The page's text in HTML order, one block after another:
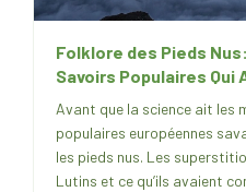
Folklore des Pieds
Savoirs Populaires Qui
Avant que la science ait les
populaires européennes
les pieds nus. Les
Lutins et ce qu’ils avaient